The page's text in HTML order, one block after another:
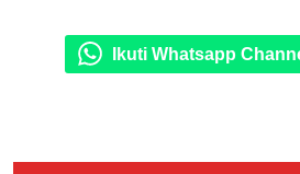
Ikuti Whatsapp